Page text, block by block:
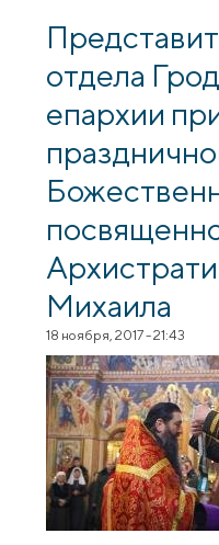
службы
отдела
епархии
Михаила
18 ноября, 2017 - 21:43